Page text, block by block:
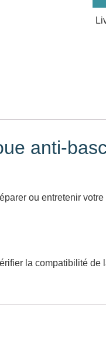
anti-
ou entretenir
la compatibilité